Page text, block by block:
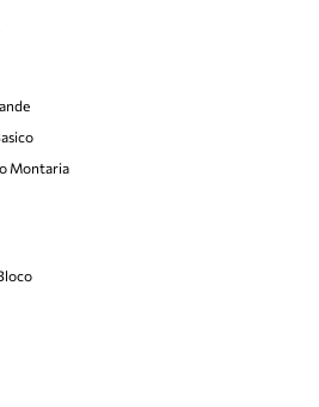
Montaria